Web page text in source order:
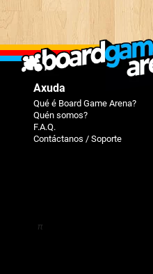
Axuda
Qué é Board Game Arena?
Quén somos?
F.A.Q.
Contáctanos / Soporte
π